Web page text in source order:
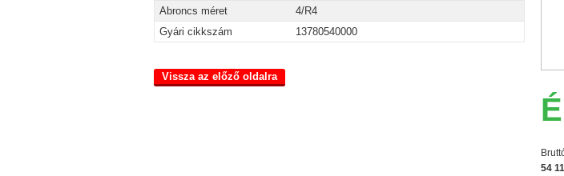
Abroncs méret
4/R4
Gyári cikkszám
13780540000
Vissza az előző oldalra
54